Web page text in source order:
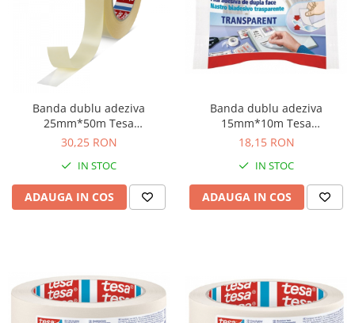
Banda dublu adeziva
25mm*50m Tesa
transparenta
30,25 RON
IN STOC
ADAUGA IN COS
Banda dublu adeziva
15mm*10m Tesa
transparenta
18,15 RON
IN STOC
ADAUGA IN COS